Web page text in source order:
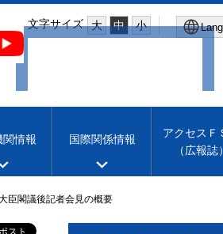
文字サイズ 大 中 小
Machine translation
関情報 国際関係情報
アクセスＦ
（広報誌）
臣閣議後記者会見の概要